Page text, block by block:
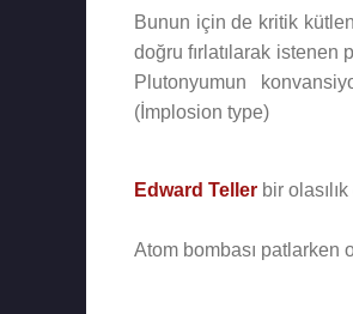
Bunun için de kritik
doğru fırlatılarak istenen
Plutonyumun
(İmplosion type)
Edward Teller bir
Atom bombası patlarken